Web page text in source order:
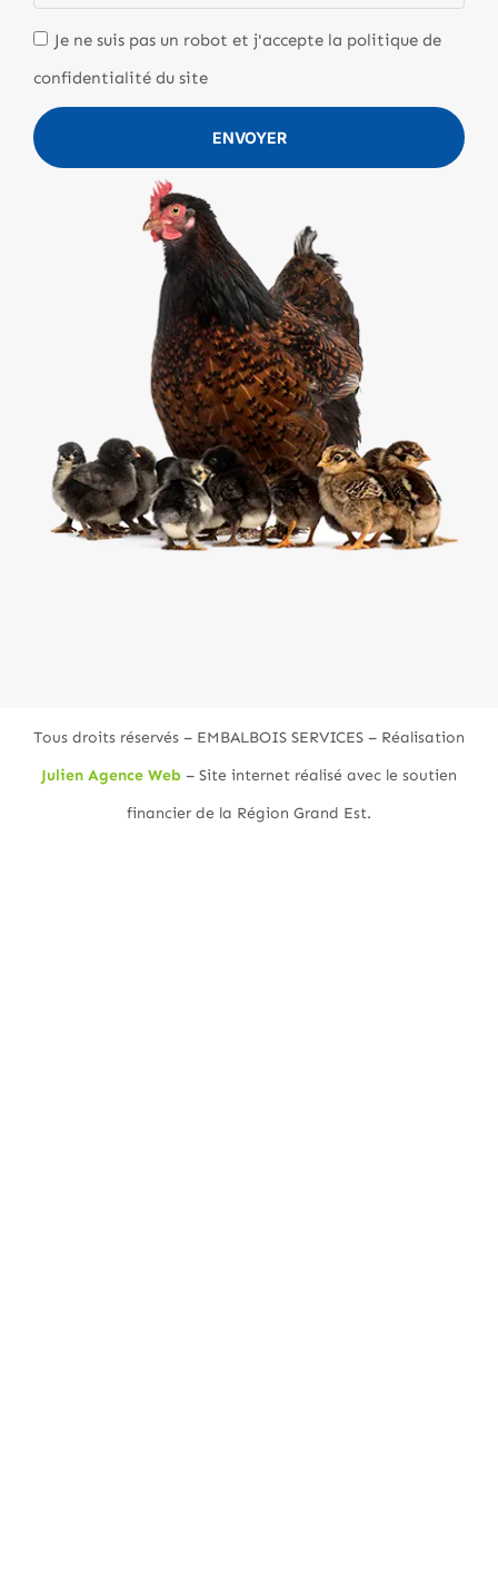
Je ne suis pas un robot et j'accepte la politique de
confidentialité du site
ENVOYER
Tous droits réservés – EMBALBOIS SERVICES – Réalisation
Julien Agence Web – Site internet réalisé avec le soutien
financier de la Région Grand Est.